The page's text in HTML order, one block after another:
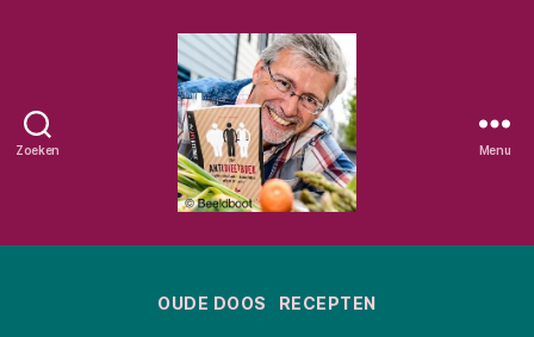
Zoeken Menu
Categorieën
OUDE DOOS RECEPTEN